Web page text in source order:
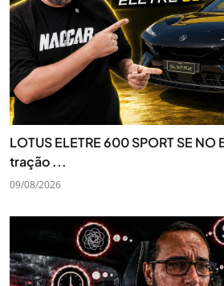
LOTUS ELETRE 600 SPORT SE NO
tração ...
09/08/2026